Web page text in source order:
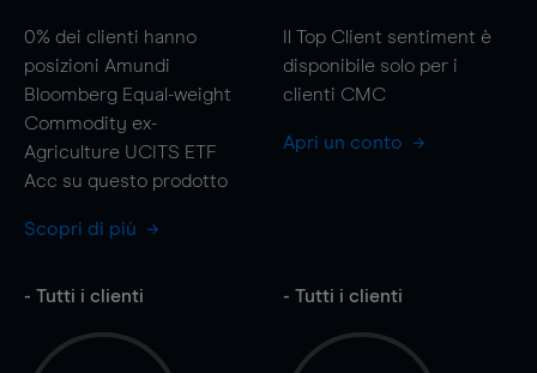
0% dei clienti hanno
posizioni Amundi
Bloomberg Equal-weight
Commodity ex-
Agriculture UCITS ETF
Acc su questo prodotto
Scopri di più
Il Top Client sentiment è
disponibile solo per i
clienti CMC
Apri un conto
- Tutti i clienti - Tutti i clienti